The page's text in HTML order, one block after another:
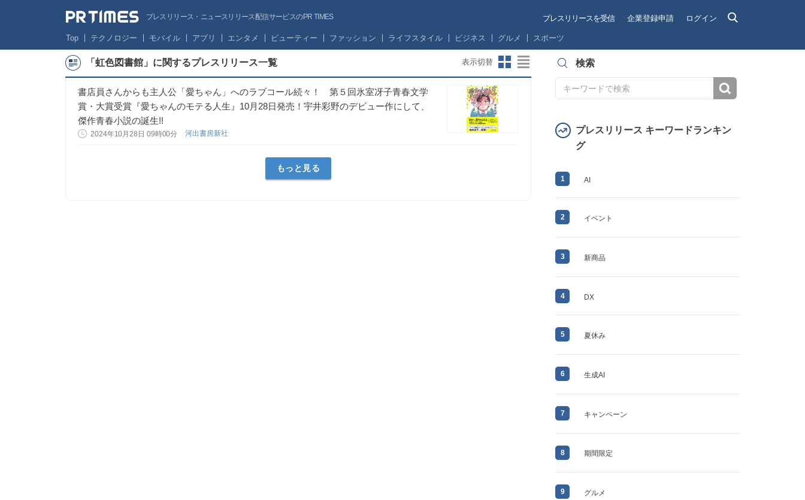
プレスリリース・ニュースリリース配信サービスのPR TIMES プレスリリースを受信 企業登録申請 ログイン
Top テクノロジー モバイル アプリ エンタメ ビューティー ファッション ライフスタイル ビジネス グルメ スポーツ
「虹色図書館」に関するプレスリリース一覧 表示切替
書店員さんからも主人公「愛ちゃん」へのラブコール続々！ 第５回氷室冴子青春文学
賞・大賞受賞『愛ちゃんのモテる人生』10月28日発売！宇井彩野のデビュー作にして、
傑作青春小説の誕生!!
2024年10月28日 09時00分 河出書房新社
もっと見る
検索
プレスリリース キーワードランキン
グ
1 AI
2 イベント
3 新商品
4 DX
5 夏休み
6 生成AI
7 キャンペーン
8 期間限定
9 グルメ